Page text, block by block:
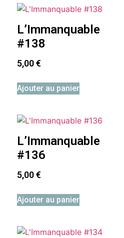
L’Immanquable
#138
5,00€
Ajouter au panier
L’Immanquable
#136
5,00€
Ajouter au panier